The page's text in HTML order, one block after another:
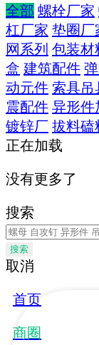
全部 螺栓厂家
杠厂家 垫圈厂
网系列 包装材
盒 建筑配件
动元件 索具吊
震配件 异形件
镀锌厂 拔料磕
正在加载
没有更多了
搜索
搜索
取消
首页
商圈